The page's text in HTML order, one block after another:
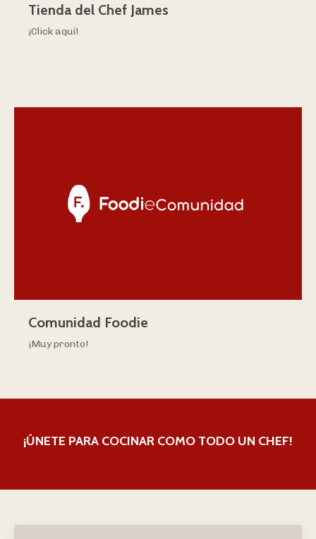
Tienda del Chef James
¡Click aquí!
Comunidad Foodie
¡Muy pronto!
¡ÚNETE PARA COCINAR COMO TODO UN CHEF!